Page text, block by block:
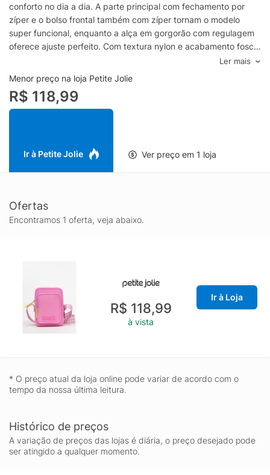
conforto no dia a dia. A parte principal com fechamento por
zíper e o bolso frontal também com zíper tornam o modelo
super funcional, enquanto a alça em gorgorão com regulagem
oferece ajuste perfeito. Com textura nylon e acabamento fosco,
a Ted IN Petite Jolie une design sofisticado e praticidade,
sendo perfeita para produções descomplicadas e cheias de
personalidade.
Ler mais
Menor preço na loja Petite Jolie
R$ 118,99
Ir à Petite Jolie Ver preço em 1 loja
Ofertas
Encontramos 1 oferta, veja abaixo.
R$ 118,99
à vista
Ir à Loja
* O preço atual da loja online pode variar de acordo com o
tempo da nossa última leitura.
Histórico de preços
A variação de preços das lojas é diária, o preço desejado pode
ser atingido a qualquer momento.